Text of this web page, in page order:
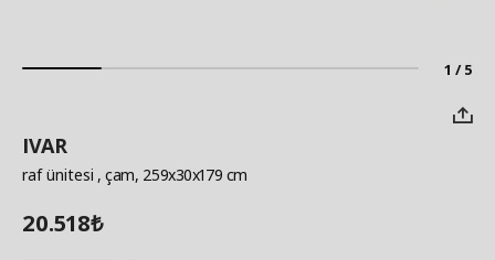
1 / 5
IVAR
raf ünitesi , çam, 259x30x179 cm
20.518₺